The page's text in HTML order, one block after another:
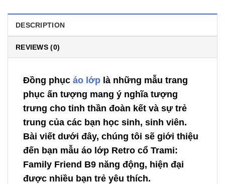
DESCRIPTION
REVIEWS (0)
Đồng phục áo lớp là những mẫu trang
phục ấn tượng mang ý nghĩa tượng
trưng cho tinh thần đoàn kết và sự trẻ
trung của các bạn học sinh, sinh viên.
Bài viết dưới đây, chúng tôi sẽ giới thiệu
đến bạn mẫu áo lớp Retro cổ Trami:
Family Friend B9 năng động, hiện đại
được nhiều bạn trẻ yêu thích.